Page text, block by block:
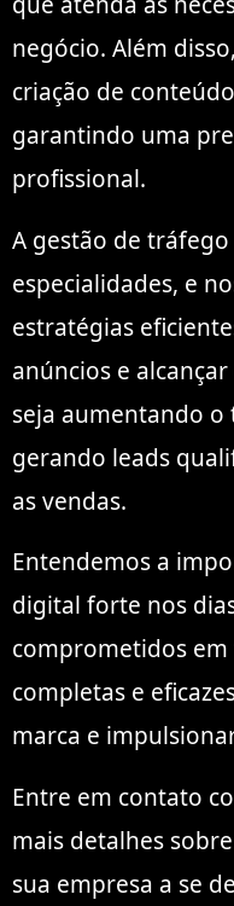
negócio. Além
criação de
garantindo uma
profissional.
A gestão de
especialidades, e
estratégias
anúncios e
seja aumentando
gerando leads
as vendas.
Entendemos a
digital forte nos
comprometidos
completas e
marca e
Entre em contato
mais detalhes
sua empresa a se